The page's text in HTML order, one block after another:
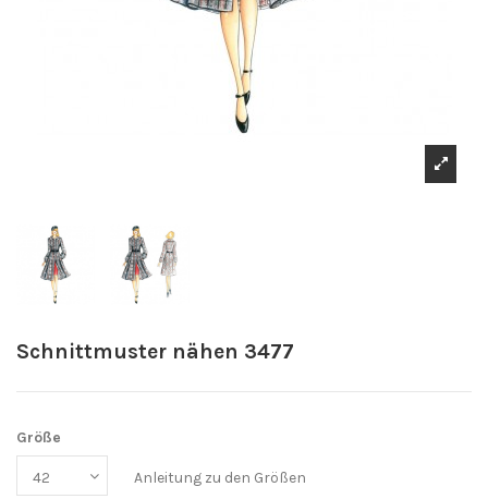
Schnittmuster nähen 3477
Größe
Anleitung zu den Größen